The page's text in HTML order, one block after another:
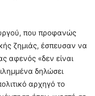
που προφανώς
ζημιάς, έσπευσαν να
αφενός «δεν είναι
δηλώσει
αρχηγό το